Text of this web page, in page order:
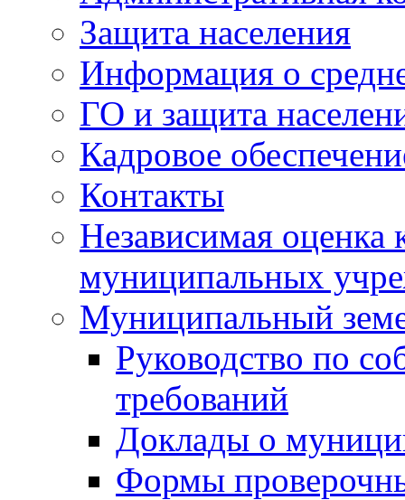
Защита населения
Информация о
ГО и защита
Кадровое
Контакты
Независимая оценка
муниципальных
Муниципальный
Руководство по
требований
Доклады о
Формы